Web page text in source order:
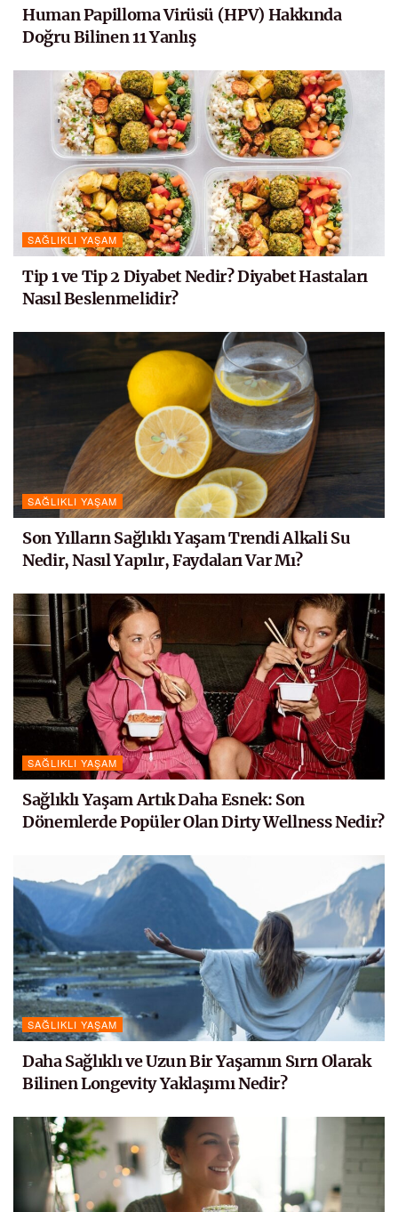
Human Papilloma Virüsü (HPV) Hakkında
Doğru Bilinen 11 Yanlış
SAĞLIKLI YAŞAM
Tip 1 ve Tip 2 Diyabet Nedir? Diyabet Hastaları
Nasıl Beslenmelidir?
SAĞLIKLI YAŞAM
Son Yılların Sağlıklı Yaşam Trendi Alkali Su
Nedir, Nasıl Yapılır, Faydaları Var Mı?
SAĞLIKLI YAŞAM
Sağlıklı Yaşam Artık Daha Esnek: Son
Dönemlerde Popüler Olan Dirty Wellness Nedir?
SAĞLIKLI YAŞAM
Daha Sağlıklı ve Uzun Bir Yaşamın Sırrı Olarak
Bilinen Longevity Yaklaşımı Nedir?